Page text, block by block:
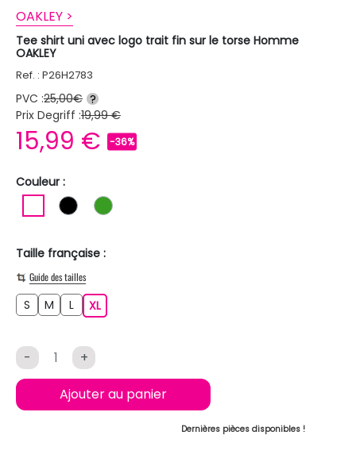
OAKLEY >
Tee shirt uni avec logo trait fin sur le torse Homme
OAKLEY
Ref. : P26H2783
PVC :25,00€ ?
Prix Degriff :19,99 €
15,99 € -36%
Couleur :
BLANCNOIR VERT
Taille française :
Guide des tailles
S M L XLXL
- +
Ajouter au panier
Dernières pièces disponibles !